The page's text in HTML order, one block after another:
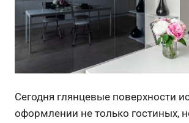
Сегодня глянцевые поверхности
оформлении не только гостиных,